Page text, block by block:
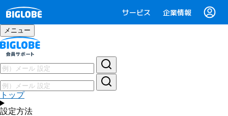
サービス 企業情報
メニュー
トップ
設定方法